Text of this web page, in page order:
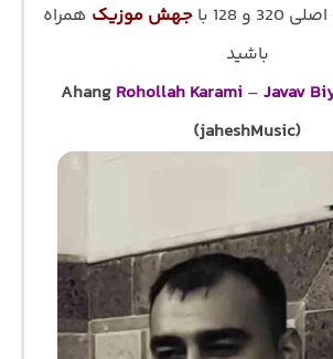
128 با
جهش موزیک همراه
باشید
Ahang Rohollah Karami – Javav
(jaheshMusic)